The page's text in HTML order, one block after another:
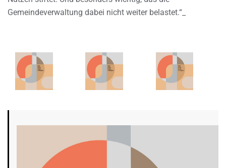
Gemeindeverwaltung dabei nicht weiter belastet.“_